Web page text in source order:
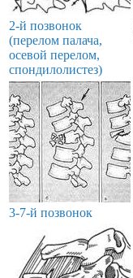
2-й позвонок
(перелом палача,
осевой перелом,
спондилолистез)
3-7-й позвонок